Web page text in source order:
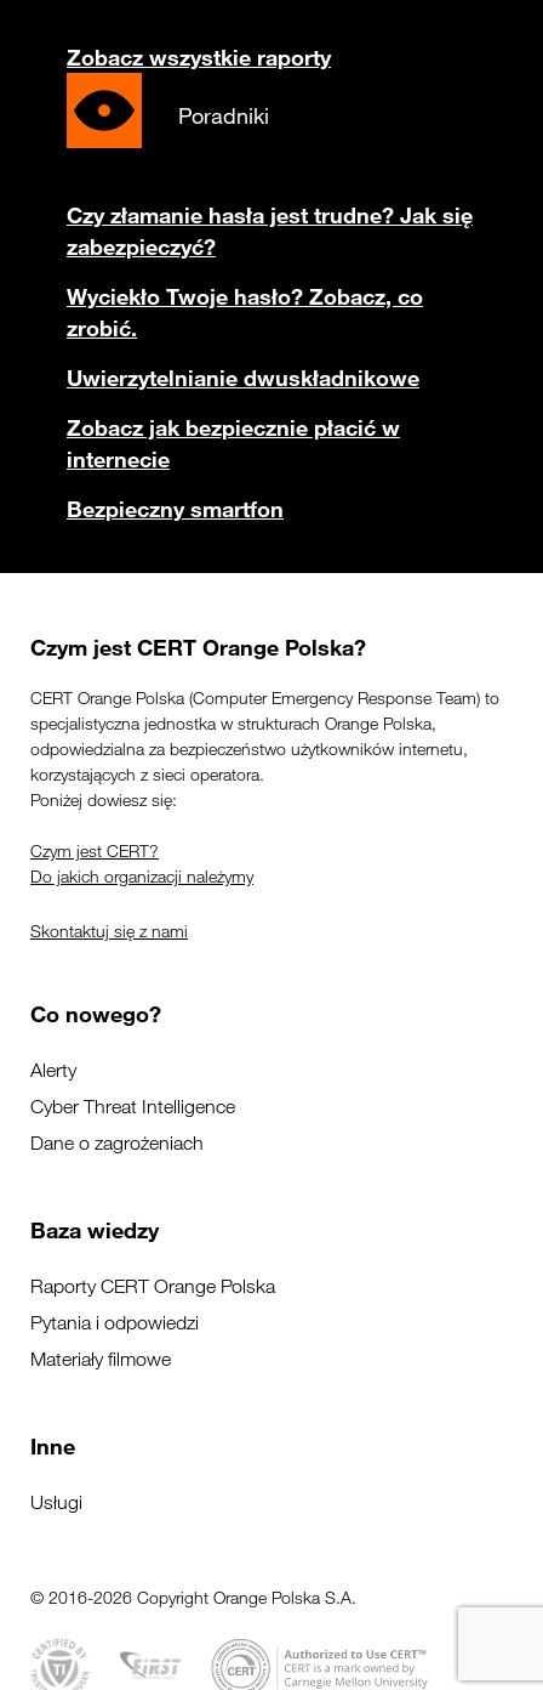
Zobacz wszystkie raporty
Poradniki
Czy złamanie hasła jest trudne? Jak się
zabezpieczyć?
Wyciekło Twoje hasło? Zobacz, co
zrobić.
Uwierzytelnianie dwuskładnikowe
Zobacz jak bezpiecznie płacić w
internecie
Bezpieczny smartfon
Czym jest CERT Orange Polska?
CERT Orange Polska (Computer Emergency Response Team) to
specjalistyczna jednostka w strukturach Orange Polska,
odpowiedzialna za bezpieczeństwo użytkowników internetu,
korzystających z sieci operatora.
Poniżej dowiesz się:
Czym jest CERT?
Do jakich organizacji należymy
Skontaktuj się z nami
Co nowego?
Alerty
Cyber Threat Intelligence
Dane o zagrożeniach
Baza wiedzy
Raporty CERT Orange Polska
Pytania i odpowiedzi
Materiały filmowe
Inne
Usługi
© 2016-2026 Copyright Orange Polska S.A.